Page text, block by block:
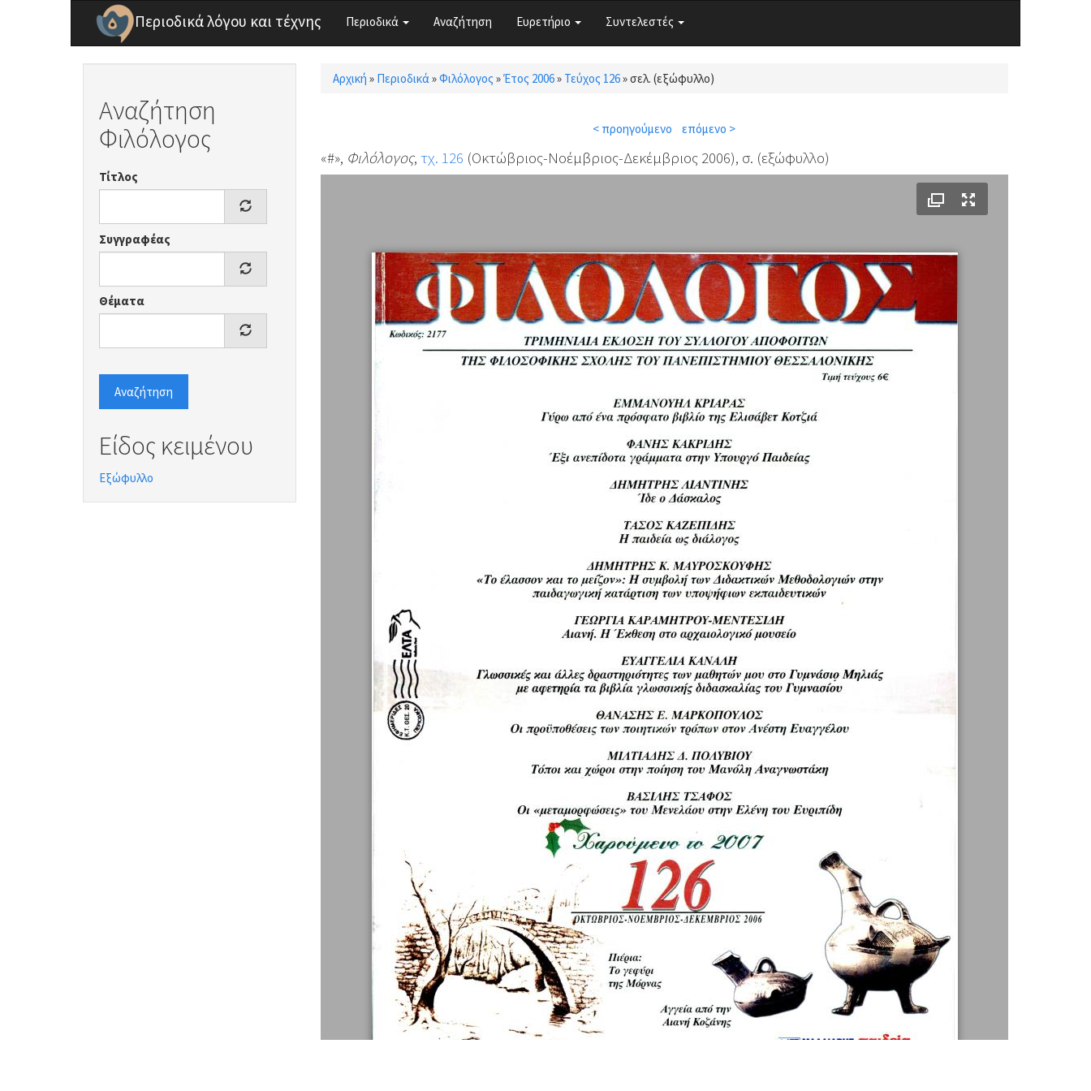
Παράκαμψη προς το κυρίως περιεχόμενο
Περιοδικά λόγου και τέχνης Περιοδικά Αναζήτηση Ευρετήριο Συντελεστές
Αναζήτηση
Φιλόλογος
Τίτλος
Συγγραφέας
Θέματα
Αναζήτηση
Είδος κειμένου
Εξώφυλλο
Είστε εδώ
Αρχική » Περιοδικά»Φιλόλογος »Έτος 2006» Τεύχος 126»σελ. (εξώφυλλο)
< προηγούμενο επόμενο >
«#», Φιλόλογος, τχ. 126 (Οκτώβριος-Νοέμβριος-Δεκέμβριος 2006), σ. (εξώφυλλο)